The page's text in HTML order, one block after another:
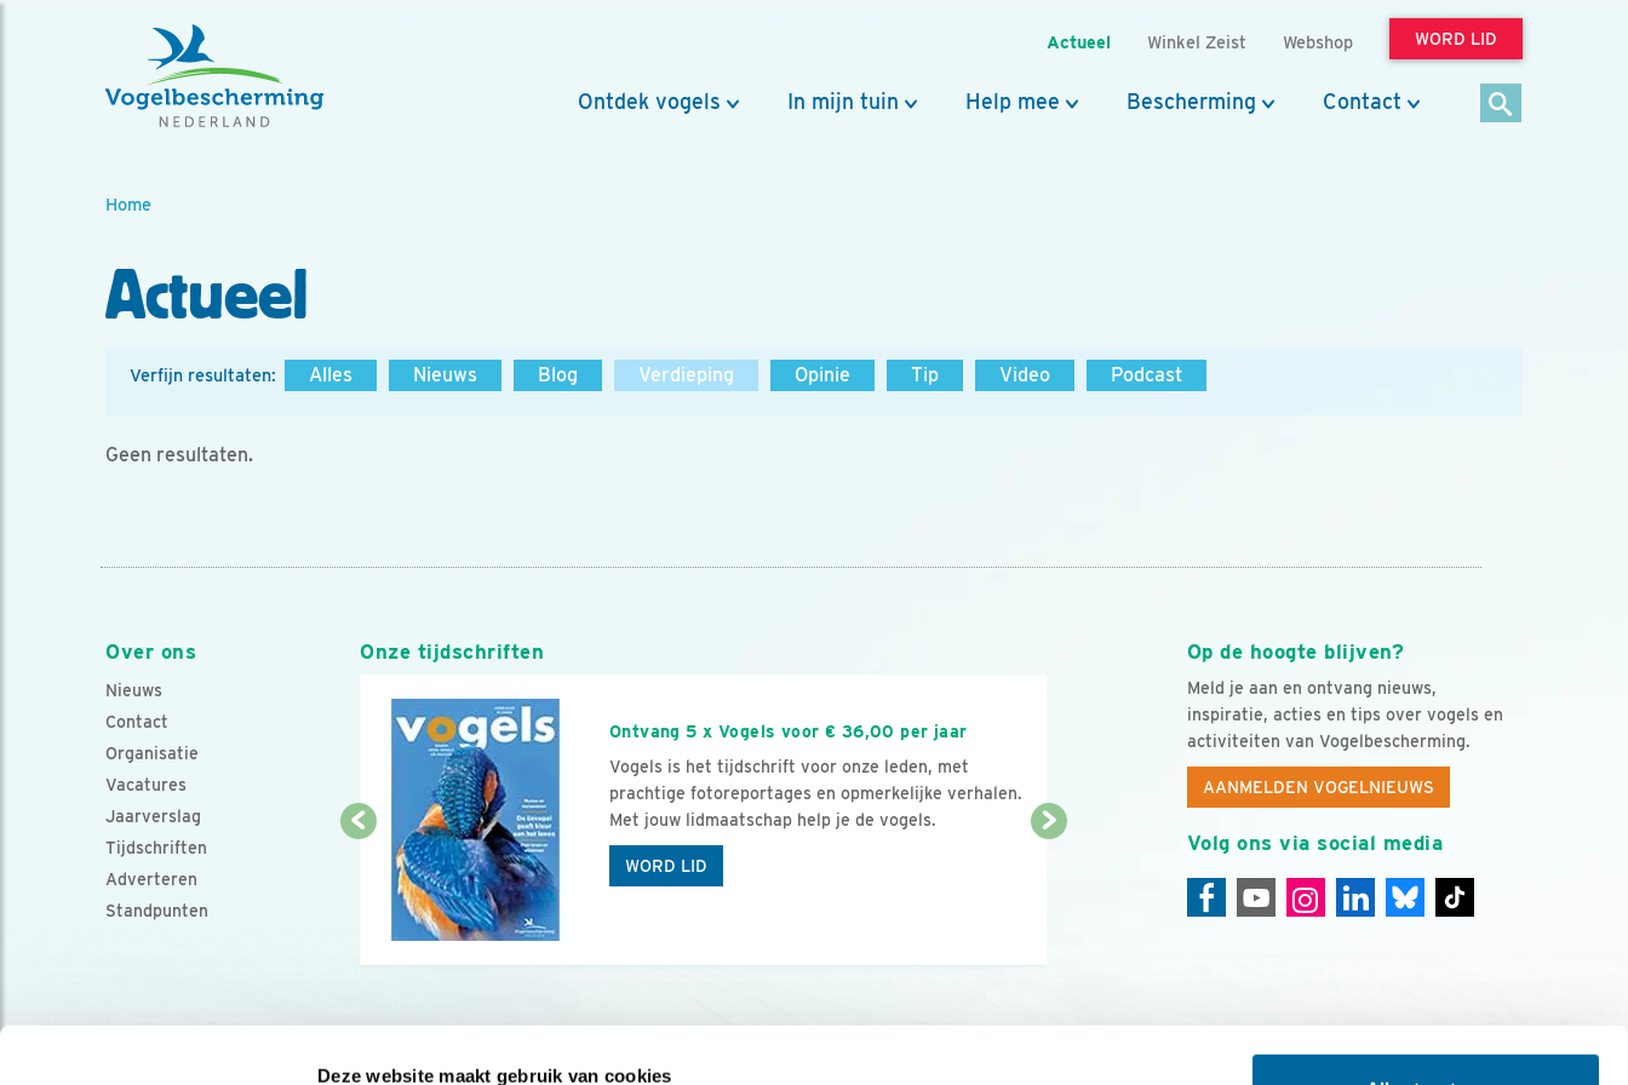
Deze website maakt gebruik van cookies
Actueel Winkel Zeist Webshop WORD LID
Ontdek vogels In mijn tuin Help mee Bescherming Contact
Home
Actueel
Verfijn resultaten: Alles Nieuws Blog Verdieping Opinie Tip Video Podcast
Geen resultaten.
Over ons
Nieuws
Contact
Organisatie
Vacatures
Jaarverslag
Tijdschriften
Adverteren
Standpunten
Op de hoogte blijven?
Meld je aan en ontvang nieuws,
inspiratie, acties en tips over vogels en
activiteiten van Vogelbescherming.
AANMELDEN VOGELNIEUWS
Volg ons via social media
Onze tijdschriften
Ontvang 5 x Vogels voor € 36,00 per jaar
Vogels is het tijdschrift voor onze leden, met
prachtige fotoreportages en opmerkelijke verhalen.
Met jouw lidmaatschap help je de vogels.
WORD LID